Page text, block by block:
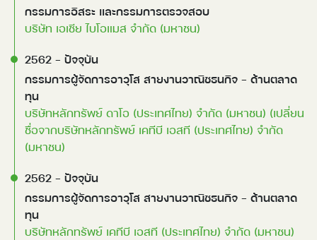
กรรมการอิสระ และกรรมการตรวจสอบ
บริษัท เอเชีย ไบโอแมส จำกัด (มหาชน)
2562 - ปัจจุบัน
กรรมการผู้จัดการอาวุโส สายงานวาณิชธนกิจ - ด้านตลาด
ทุน
บริษัทหลักทรัพย์ ดาโอ (ประเทศไทย) จำกัด (มหาชน) (เปลี่ยน
ชื่อจากบริษัทหลักทรัพย์ เคทีบี เอสที (ประเทศไทย) จำกัด
(มหาชน)
2562 - ปัจจุบัน
กรรมการผู้จัดการอาวุโส สายงานวาณิชธนกิจ - ด้านตลาด
ทุน
บริษัทหลักทรัพย์ เคทีบี เอสที (ประเทศไทย) จำกัด (มหาชน)